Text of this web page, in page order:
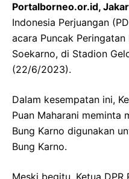
Portalborneo.or.id,
Indonesia Perjuangan
acara Puncak
Soekarno, di Stadion
(22/6/2023).
Dalam kesempatan ini,
Puan Maharani meminta
Bung Karno digunakan
Bung Karno.
Meski begitu, Ketua DPR